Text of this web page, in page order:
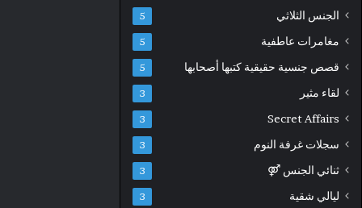
الجنس الثلاثي 5
مغامرات عاطفية 5
قصص جنسية حقيقية كتبها أصحابها 5
لقاء مثير 3
Secret Affairs
3
سجلات غرفة النوم 3
ثنائي الجنس ⚤ 3
ليالي شقية 3